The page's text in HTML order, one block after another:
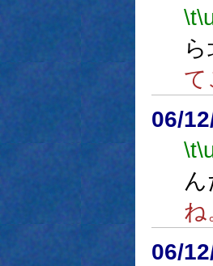
\t
て
06/
\t
ん
ね
06/